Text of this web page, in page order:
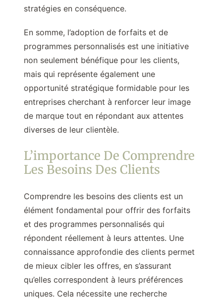
stratégies en conséquence.
En somme, l’adoption de forfaits et de
programmes personnalisés est une initiative
non seulement bénéfique pour les clients,
mais qui représente également une
opportunité stratégique formidable pour les
entreprises cherchant à renforcer leur image
de marque tout en répondant aux attentes
diverses de leur clientèle.
L’importance De Comprendre
Les Besoins Des Clients
Comprendre les besoins des clients est un
élément fondamental pour offrir des forfaits
et des programmes personnalisés qui
répondent réellement à leurs attentes. Une
connaissance approfondie des clients permet
de mieux cibler les offres, en s’assurant
qu’elles correspondent à leurs préférences
uniques. Cela nécessite une recherche